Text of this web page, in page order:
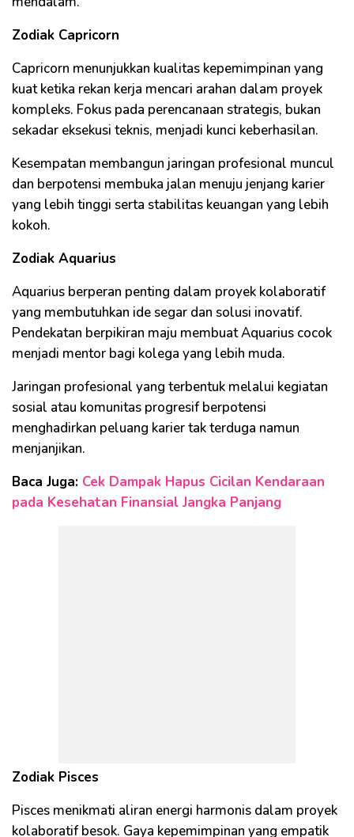
Zodiak Capricorn
Capricorn menunjukkan kualitas kepemimpinan yang
kuat ketika rekan kerja mencari arahan dalam proyek
kompleks. Fokus pada perencanaan strategis, bukan
sekadar eksekusi teknis, menjadi kunci keberhasilan.
Kesempatan membangun jaringan profesional muncul
dan berpotensi membuka jalan menuju jenjang karier
yang lebih tinggi serta stabilitas keuangan yang lebih
kokoh.
Zodiak Aquarius
Aquarius berperan penting dalam proyek kolaboratif
yang membutuhkan ide segar dan solusi inovatif.
Pendekatan berpikiran maju membuat Aquarius cocok
menjadi mentor bagi kolega yang lebih muda.
Jaringan profesional yang terbentuk melalui kegiatan
sosial atau komunitas progresif berpotensi
menghadirkan peluang karier tak terduga namun
menjanjikan.
Baca Juga: Cek Dampak Hapus Cicilan Kendaraan
pada Kesehatan Finansial Jangka Panjang
Zodiak Pisces
Pisces menikmati aliran energi harmonis dalam proyek
kolaboratif besok. Gaya kepemimpinan yang empatik